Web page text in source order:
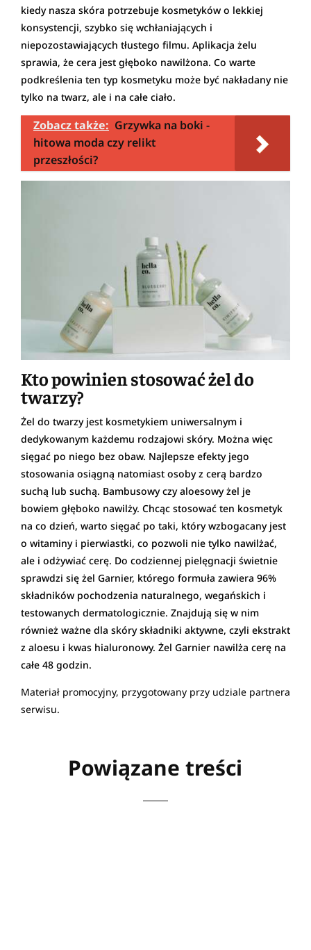
kiedy nasza skóra potrzebuje kosmetyków o lekkiej
konsystencji, szybko się wchłaniających i
niepozostawiających tłustego filmu. Aplikacja żelu
sprawia, że cera jest głęboko nawilżona. Co warte
podkreślenia ten typ kosmetyku może być nakładany nie
tylko na twarz, ale i na całe ciało.
Zobacz także: Grzywka na boki -
hitowa moda czy relikt
przeszłości?
Kto powinien stosować żel do
twarzy?
Żel do twarzy jest kosmetykiem uniwersalnym i
dedykowanym każdemu rodzajowi skóry. Można więc
sięgać po niego bez obaw. Najlepsze efekty jego
stosowania osiągną natomiast osoby z cerą bardzo
suchą lub suchą. Bambusowy czy aloesowy żel je
bowiem głęboko nawilży. Chcąc stosować ten kosmetyk
na co dzień, warto sięgać po taki, który wzbogacany jest
o witaminy i pierwiastki, co pozwoli nie tylko nawilżać,
ale i odżywiać cerę. Do codziennej pielęgnacji świetnie
sprawdzi się żel Garnier, którego formuła zawiera 96%
składników pochodzenia naturalnego, wegańskich i
testowanych dermatologicznie. Znajdują się w nim
również ważne dla skóry składniki aktywne, czyli ekstrakt
z aloesu i kwas hialuronowy. Żel Garnier nawilża cerę na
całe 48 godzin.
Materiał promocyjny, przygotowany przy udziale partnera
serwisu.
Powiązane treści